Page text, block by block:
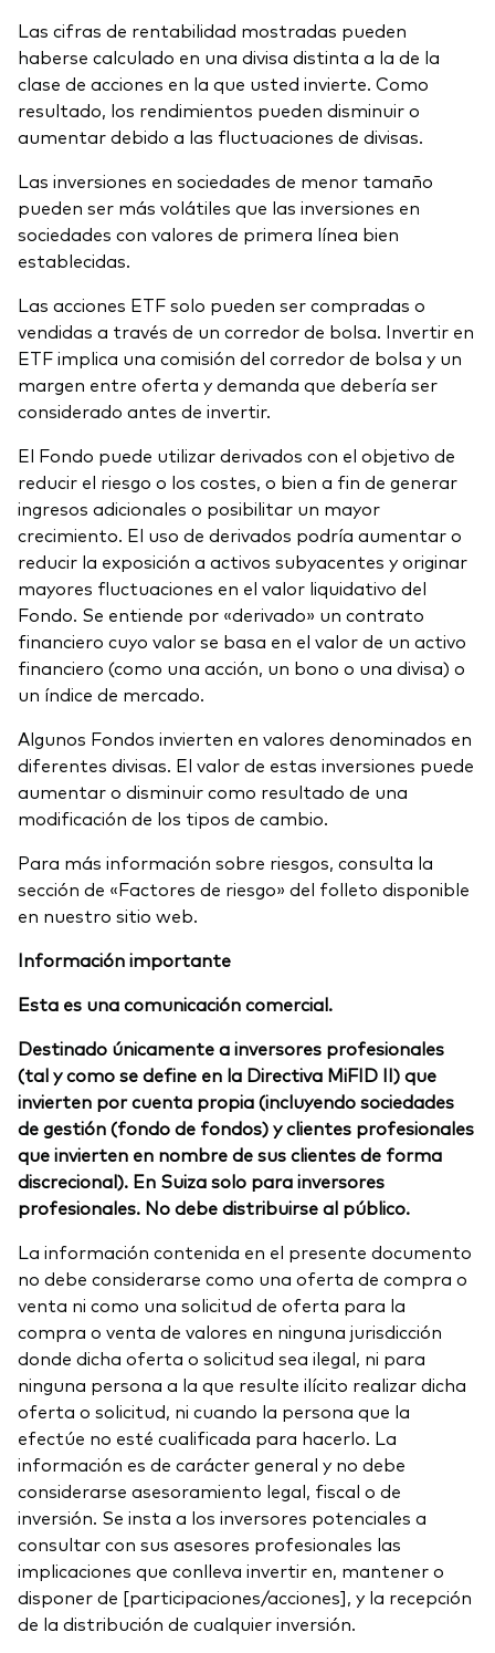
Las cifras de rentabilidad mostradas pueden
haberse calculado en una divisa distinta a la de la
clase de acciones en la que usted invierte. Como
resultado, los rendimientos pueden disminuir o
aumentar debido a las fluctuaciones de divisas.
Las inversiones en sociedades de menor tamaño
pueden ser más volátiles que las inversiones en
sociedades con valores de primera línea bien
establecidas.
Las acciones ETF solo pueden ser compradas o
vendidas a través de un corredor de bolsa. Invertir en
ETF implica una comisión del corredor de bolsa y un
margen entre oferta y demanda que debería ser
considerado antes de invertir.
El Fondo puede utilizar derivados con el objetivo de
reducir el riesgo o los costes, o bien a fin de generar
ingresos adicionales o posibilitar un mayor
crecimiento. El uso de derivados podría aumentar o
reducir la exposición a activos subyacentes y originar
mayores fluctuaciones en el valor liquidativo del
Fondo. Se entiende por «derivado» un contrato
financiero cuyo valor se basa en el valor de un activo
financiero (como una acción, un bono o una divisa) o
un índice de mercado.
Algunos Fondos invierten en valores denominados en
diferentes divisas. El valor de estas inversiones puede
aumentar o disminuir como resultado de una
modificación de los tipos de cambio.
Para más información sobre riesgos, consulta la
sección de «Factores de riesgo» del folleto disponible
en nuestro sitio web.
Información importante
Esta es una comunicación comercial.
Destinado únicamente a inversores profesionales
(tal y como se define en la Directiva MiFID II) que
invierten por cuenta propia (incluyendo sociedades
de gestión (fondo de fondos) y clientes profesionales
que invierten en nombre de sus clientes de forma
discrecional). En Suiza solo para inversores
profesionales. No debe distribuirse al público.
La información contenida en el presente documento
no debe considerarse como una oferta de compra o
venta ni como una solicitud de oferta para la
compra o venta de valores en ninguna jurisdicción
donde dicha oferta o solicitud sea ilegal, ni para
ninguna persona a la que resulte ilícito realizar dicha
oferta o solicitud, ni cuando la persona que la
efectúe no esté cualificada para hacerlo. La
información es de carácter general y no debe
considerarse asesoramiento legal, fiscal o de
inversión. Se insta a los inversores potenciales a
consultar con sus asesores profesionales las
implicaciones que conlleva invertir en, mantener o
disponer de [participaciones/acciones], y la recepción
de la distribución de cualquier inversión.